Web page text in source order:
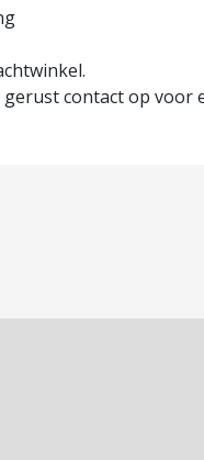
contact op voor